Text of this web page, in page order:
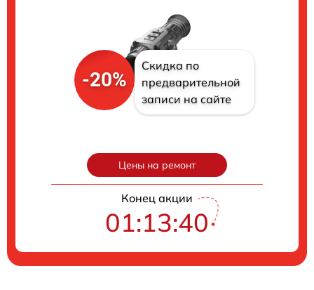
-20%
Скидка по
предварительной
записи на сайте
Цены на ремонт
Конец акции
01:13:39